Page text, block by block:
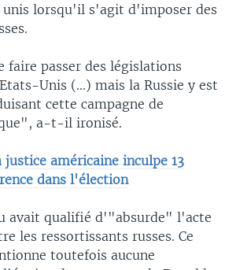
unis lorsqu'il s'agit d'imposer des
faire passer des législations
Unis (...) mais la Russie y est
cette campagne de
a-t-il ironisé.
justice américaine inculpe 13
dans l'élection
avait qualifié d'"absurde" l'acte
les ressortissants russes. Ce
toutefois aucune